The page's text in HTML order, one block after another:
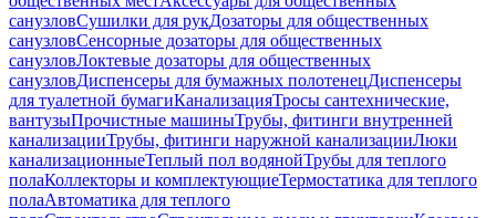
санузловСушилки для рукДозаторы для общественных
санузловСенсорные дозаторы для общественных
санузловЛоктевые дозаторы для общественных
санузловДиспенсеры для бумажных полотенецДиспенсеры
для туалетной бумагиКанализацияТросы сантехнические,
вантузыПрочистные машиныТрубы, фитинги внутренней
канализацииТрубы, фитинги наружной канализацииЛюки
канализационныеТеплый пол водянойТрубы для теплого
полаКоллекторы и комплектующиеТермостатика для теплого
полаАвтоматика для теплого